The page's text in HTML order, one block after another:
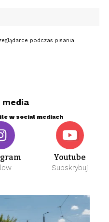
podczas pisania
media
w social mediach
Youtube
Subskrybuj